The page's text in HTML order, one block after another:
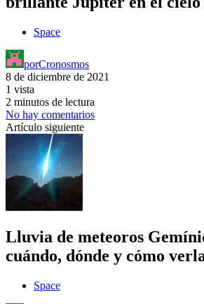
Space
porCronosmos
8 de diciembre de 2021
1 vista
2 minutos de lectura
No hay comentarios
Artículo siguiente
Lluvia de meteoros
cuándo, dónde y cómo
Space